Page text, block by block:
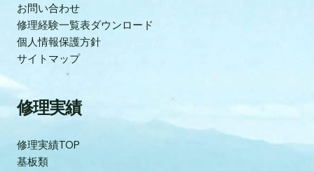
お問い合わせ
修理経験一覧表ダウンロード
個人情報保護方針
サイトマップ
修理実績
修理実績TOP
基板類